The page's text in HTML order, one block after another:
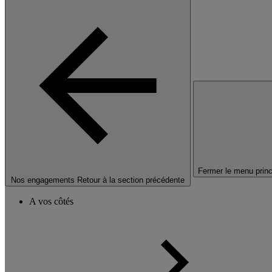
Nos engagements Retour à la section précédente
Fermer le menu
A vos côtés